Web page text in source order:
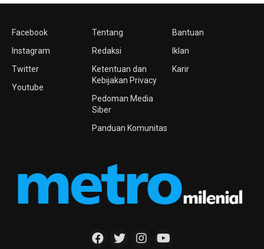
Facebook
Instagram
Twitter
Youtube
Tentang
Redaksi
Ketentuan dan
Kebijakan Privacy
Pedoman Media
Siber
Panduan Komunitas
Bantuan
Iklan
Karir